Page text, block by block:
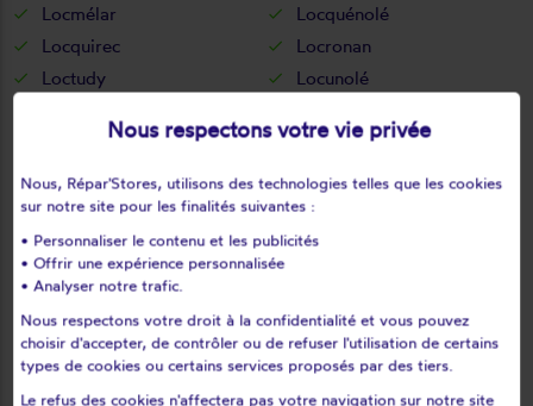
Locmélar
Locquénolé
Locquirec
Locronan
Loctudy
Locunolé
Loperhet
Loqueffret
Lothey
Mahalon
Melgven
Mellac
Mespaul
Milizac
Moëlan-sur-mer
Motreff
Ouessant
Pencran
Penmarch
Peumerit
Peumérit
Plabennec
Nous respectons votre vie privée
Nous, Répar'Stores, utilisons des technologies telles que les cookies
sur notre site pour les finalités suivantes :
• Personnaliser le contenu et les publicités
• Offrir une expérience personnalisée
• Analyser notre trafic.
Nous respectons votre droit à la confidentialité et vous pouvez
choisir d'accepter, de contrôler ou de refuser l'utilisation de certains
types de cookies ou certains services proposés par des tiers.
Le refus des cookies n'affectera pas votre navigation sur notre site